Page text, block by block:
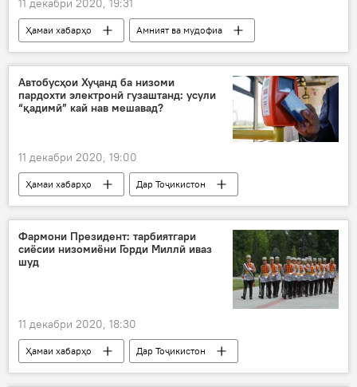
11 декабри 2020, 19:31
Ҳамаи хабарҳо
Амният ва мудофиа
Парвоз
озмоишгоҳ Дар Русия
Автобусҳои Хуҷанд ба низоми
пардохти электронӣ гузаштанд: усули
“қадимӣ” кай нав мешавад?
11 декабри 2020, 19:00
Ҳамаи хабарҳо
Дар Тоҷикистон
Нақлиёт
пардохт
автобус
ғайринақдӣ
роҳкиро
Суғд
Хуҷанд
Фармони Президент: тарбиятгари
сиёсии низомиёни Горди Миллӣ иваз
шуд
11 декабри 2020, 18:30
Ҳамаи хабарҳо
Дар Тоҷикистон
Эмомалӣ Раҳмон
президент